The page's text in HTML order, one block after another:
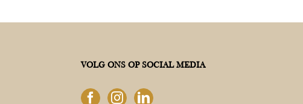
VOLG ONS OP SOCIAL MEDIA